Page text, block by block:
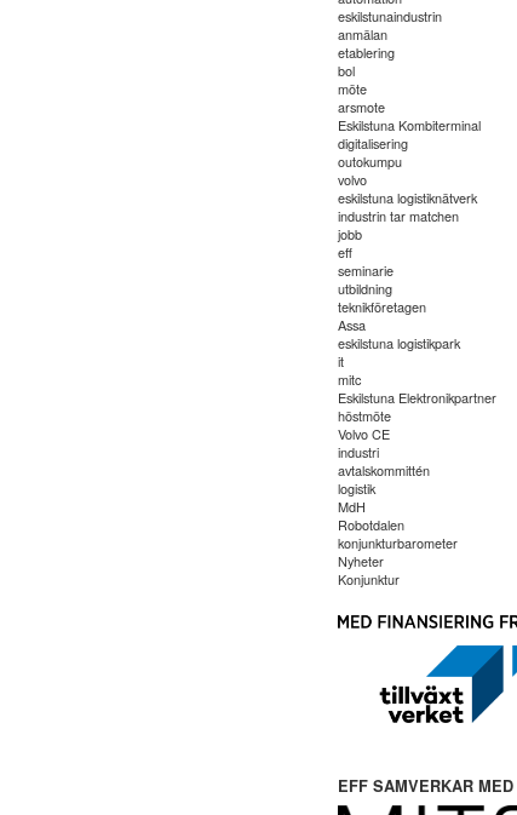
eskilstunaindustrin
anmälan
etablering
bol
möte
arsmote
Eskilstuna Kombiterminal
digitalisering
outokumpu
volvo
eskilstuna logistiknätverk
industrin tar matchen
jobb
eff
seminarie
utbildning
teknikföretagen
Assa
eskilstuna logistikpark
it
mitc
Eskilstuna Elektronikpartner
höstmöte
Volvo CE
industri
avtalskommittén
logistik
MdH
Robotdalen
konjunkturbarometer
Nyheter
Konjunktur
EFF SAMVERKAR MED